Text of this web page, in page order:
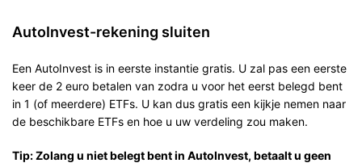
AutoInvest-rekening sluiten
Een AutoInvest is in eerste instantie gratis. U zal pas een eerste
keer de 2 euro betalen van zodra u voor het eerst belegd bent
in 1 (of meerdere) ETFs. U kan dus gratis een kijkje nemen naar
de beschikbare ETFs en hoe u uw verdeling zou maken.
Tip: Zolang u niet belegt bent in AutoInvest, betaalt u geen